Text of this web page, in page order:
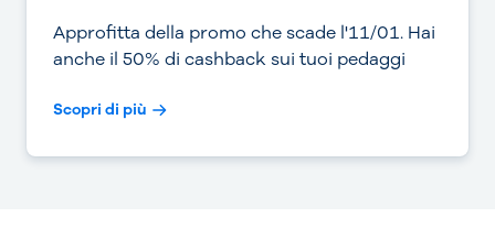
Approfitta della promo che scade l'11/01. Hai
anche il 50% di cashback sui tuoi pedaggi
Scopri di più